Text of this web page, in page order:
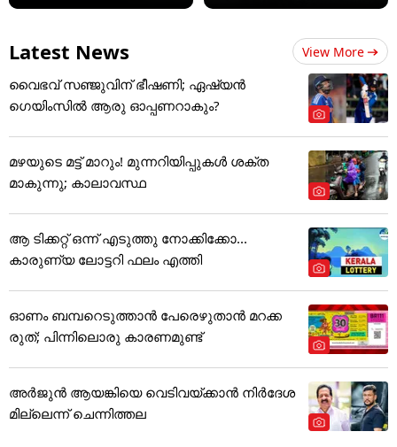
Latest News View More
വൈഭവ് സഞ്ജുവിന് ഭീഷണി; ഏഷ്യന്‍
ഗെയിംസില്‍ ആരു ഓപ്പണറാകും?
മഴയുടെ മട്ട് മാറും! മുന്നറിയിപ്പുകൾ ശക്ത
മാകുന്നു; കാലാവസ്ഥ
ആ ടിക്കറ്റ് ഒന്ന് എടുത്തു നോക്കിക്കോ...
കാരുണ്യ ലോട്ടറി ഫലം എത്തി
ഓണം ബമ്പറെടുത്താന്‍ പേരെഴുതാന്‍ മറക്ക
രുത്; പിന്നിലൊരു കാരണമുണ്ട്‌
അ‌ർജുൻ ആയങ്കിയെ വെടിവയ്ക്കാൻ നിർദേശ
മില്ലെന്ന് ചെന്നിത്തല